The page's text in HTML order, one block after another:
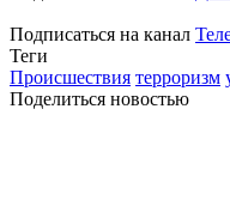
Подписаться на канал
Теги
Происшествия терроризм
Поделиться новостью